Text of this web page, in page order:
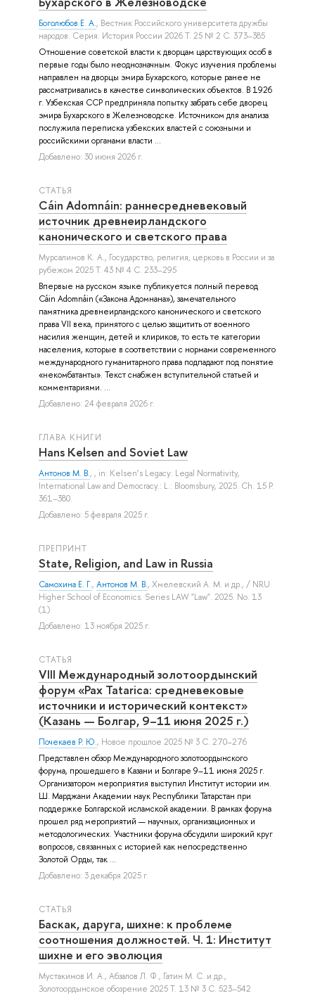
Боголюбов Е. А., Вестник Российского университета дружбы
народов. Серия: История России 2026 Т. 25 № 2 С. 373–385
Отношение советской власти к дворцам царствующих особ в
первые годы было неоднозначным. Фокус изучения проблемы
направлен на дворцы эмира Бухарского, которые ранее не
рассматривались в качестве символических объектов. В 1926
г. Узбекская ССР предприняла попытку забрать себе дворец
эмира Бухарского в Железноводске. Источником для анализа
послужила переписка узбекских властей с союзными и
российскими органами власти ...
Добавлено: 30 июня 2026 г.
СТАТЬЯ
Cáin Adomnáin: раннесредневековый
источник древнеирландского
канонического и светского права
Мурсалимов К. А., Государство, религия, церковь в России и за
рубежом 2025 Т. 43 № 4 С. 233–295
Впервые на русском языке публикуется полный перевод
Cáin Adomnáin («Закона Адомнана»), замечательного
памятника древнеирландского канонического и светского
права VII века, принятого с целью защитить от военного
насилия женщин, детей и клириков, то есть те категории
населения, которые в соответствии с нормами современного
международного гуманитарного права подпадают под понятие
«некомбатанты». Текст снабжен вступительной статьей и
комментариями. ...
Добавлено: 24 февраля 2026 г.
ГЛАВА КНИГИ
Hans Kelsen and Soviet Law
Антонов М. В., , in: Kelsen’s Legacy: Legal Normativity,
International Law and Democracy.: L.: Bloomsbury, 2025. Ch. 15 P.
361–380.
Добавлено: 5 февраля 2025 г.
ПРЕПРИНТ
State, Religion, and Law in Russia
Самохина Е. Г., Антонов М. В., Хмелевский А. М. и др., / NRU
Higher School of Economics. Series LAW "Law". 2025. No. 13
(1).
Добавлено: 13 ноября 2025 г.
СТАТЬЯ
VIII Международный золотоордынский
форум «Pax Tatarica: средневековые
источники и исторический контекст»
(Казань — Болгар, 9–11 июня 2025 г.)
Почекаев Р. Ю., Новое прошлое 2025 № 3 С. 270–276
Представлен обзор Международного золотоордынского
форума, прошедшего в Казани и Болгаре 9–11 июня 2025 г.
Организатором мероприятия выступил Институт истории им.
Ш. Марджани Академии наук Республики Татарстан при
поддержке Болгарской исламской академии. В рамках форума
прошел ряд мероприятий — научных, организационных и
методологических. Участники форума обсудили широкий круг
вопросов, связанных с историей как непосредственно
Золотой Орды, так ...
Добавлено: 3 декабря 2025 г.
СТАТЬЯ
Баскак, даруга, шихне: к проблеме
соотношения должностей. Ч. 1: Институт
шихне и его эволюция
Мустакимов И. А., Абзалов Л. Ф., Гатин М. С. и др.,
Золотоордынское обозрение 2025 Т. 13 № 3 С. 523–542